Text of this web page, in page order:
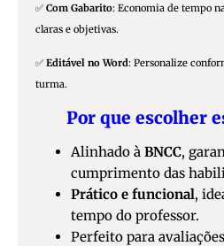
✅ Com Gabarito: Economia de tempo
claras e objetivas.
✅ Editável no Word: Personalize
turma.
Por que escolher
Alinhado à BNCC,
cumprimento das
Prático e funcional,
tempo do professor.
Perfeito para